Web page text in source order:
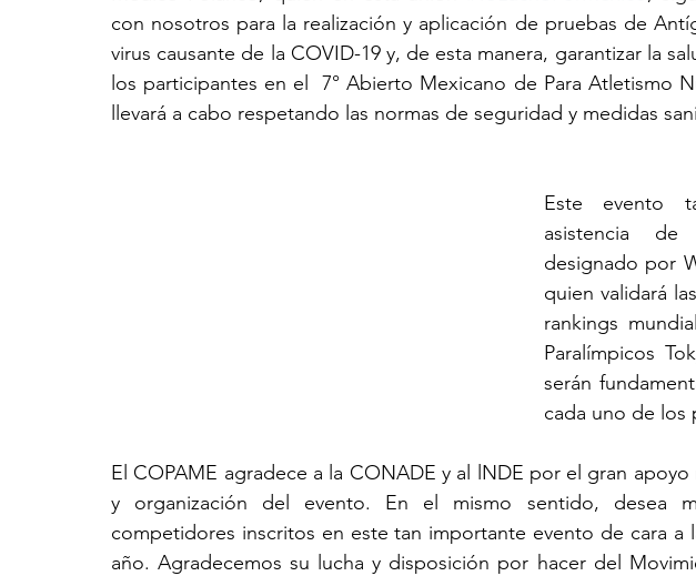
con nosotros para la realización y aplicación de pruebas de
virus causante de la COVID-19 y, de esta manera, garantizar la
los participantes en el  7° Abierto Mexicano de Para Atletismo
llevará a cabo respetando las normas de seguridad y medidas
Este evento
asistencia
designado por
quien validará
rankings
Paralímpicos
serán
cada uno de los
El COPAME agradece a la CONADE y al lNDE por el gran
y organización del evento. En el mismo sentido, desea
competidores inscritos en este tan importante evento de cara a
año. Agradecemos su lucha y disposición por hacer del